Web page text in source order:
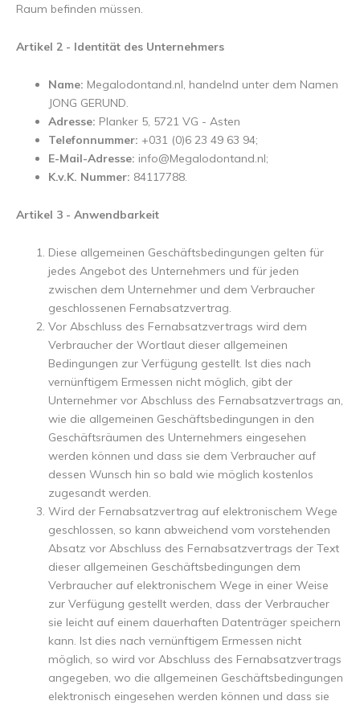
Raum befinden müssen.
Artikel 2 - Identität des Unternehmers
Name: Megalodontand.nl, handelnd unter dem Namen
JONG GERUND.
Adresse: Planker 5, 5721 VG - Asten
Telefonnummer: +031 (0)6 23 49 63 94;
E-Mail-Adresse: info@Megalodontand.nl;
K.v.K. Nummer: 84117788.
Artikel 3 - Anwendbarkeit
Diese allgemeinen Geschäftsbedingungen gelten für
jedes Angebot des Unternehmers und für jeden
zwischen dem Unternehmer und dem Verbraucher
geschlossenen Fernabsatzvertrag.
Vor Abschluss des Fernabsatzvertrags wird dem
Verbraucher der Wortlaut dieser allgemeinen
Bedingungen zur Verfügung gestellt. Ist dies nach
vernünftigem Ermessen nicht möglich, gibt der
Unternehmer vor Abschluss des Fernabsatzvertrags an,
wie die allgemeinen Geschäftsbedingungen in den
Geschäftsräumen des Unternehmers eingesehen
werden können und dass sie dem Verbraucher auf
dessen Wunsch hin so bald wie möglich kostenlos
zugesandt werden.
Wird der Fernabsatzvertrag auf elektronischem Wege
geschlossen, so kann abweichend vom vorstehenden
Absatz vor Abschluss des Fernabsatzvertrags der Text
dieser allgemeinen Geschäftsbedingungen dem
Verbraucher auf elektronischem Wege in einer Weise
zur Verfügung gestellt werden, dass der Verbraucher
sie leicht auf einem dauerhaften Datenträger speichern
kann. Ist dies nach vernünftigem Ermessen nicht
möglich, so wird vor Abschluss des Fernabsatzvertrags
angegeben, wo die allgemeinen Geschäftsbedingungen
elektronisch eingesehen werden können und dass sie